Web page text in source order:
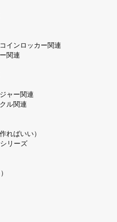
インロッカー関連
関連
ャー関連
ル関連
ればいい）
リーズ